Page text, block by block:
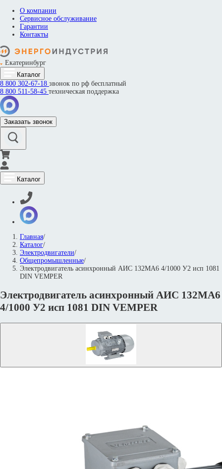
О компании
Сервисное обслуживание
Гарантии
Контакты
Екатеринбург
Каталог
8 800 302-67-18 звонок по рф бесплатный
8 800 511-58-45 техническая поддержка
Заказать звонок
Каталог
Главная/
Каталог/
Электродвигатели/
Общепромышленные/
Электродвигатель асинхронный АИС 132MА6 4/1000 У2 исп 1081
DIN VEMPER
Электродвигатель асинхронный АИС 132MА6
4/1000 У2 исп 1081 DIN VEMPER